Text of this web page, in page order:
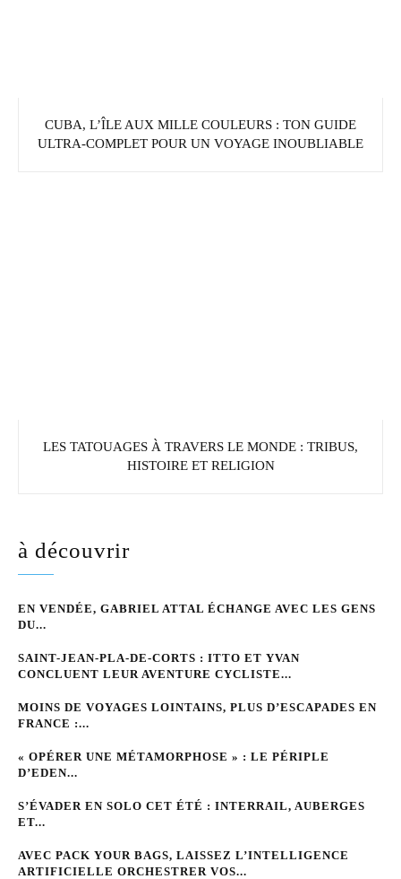
CUBA, L’ÎLE AUX MILLE COULEURS : TON GUIDE
ULTRA-COMPLET POUR UN VOYAGE INOUBLIABLE
LES TATOUAGES À TRAVERS LE MONDE : TRIBUS,
HISTOIRE ET RELIGION
à découvrir
EN VENDÉE, GABRIEL ATTAL ÉCHANGE AVEC LES GENS
DU...
SAINT-JEAN-PLA-DE-CORTS : ITTO ET YVAN
CONCLUENT LEUR AVENTURE CYCLISTE...
MOINS DE VOYAGES LOINTAINS, PLUS D’ESCAPADES EN
FRANCE :...
« OPÉRER UNE MÉTAMORPHOSE » : LE PÉRIPLE
D’EDEN...
S’ÉVADER EN SOLO CET ÉTÉ : INTERRAIL, AUBERGES
ET...
AVEC PACK YOUR BAGS, LAISSEZ L’INTELLIGENCE
ARTIFICIELLE ORCHESTRER VOS...